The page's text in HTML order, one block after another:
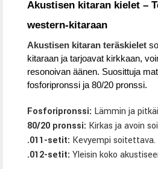
Akustisen kitaran kielet –
western-kitaraan
Akustisen kitaran teräskielet
kitaraan ja tarjoavat kirkkaan,
resonoivan äänen. Suosittuja
fosforipronssi ja 80/20 pronssi.
Fosforipronssi: Lämmin ja
80/20 pronssi: Kirkas ja avoin
.011-setit: Kevyempi soitettava.
.012-setit: Yleisin koko